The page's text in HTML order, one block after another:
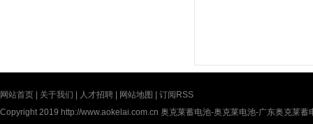
网站首页 关于我们 人才招聘 网站地图
订阅RSS
Copyright 2019 http://www.aokelai.com.cn 奥克莱蓄电池-奥克莱电池-广东奥克莱